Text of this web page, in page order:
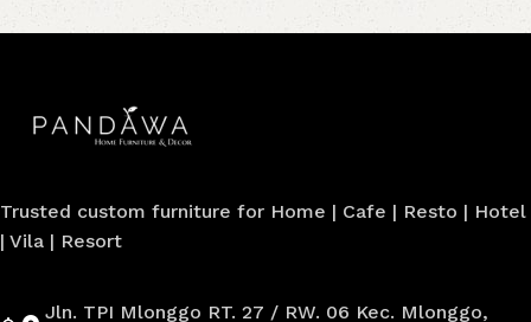
Trusted custom furniture for Home | Cafe | Resto | Hotel
| Vila | Resort
Jln. TPI Mlonggo RT. 27 / RW. 06 Kec. Mlonggo,